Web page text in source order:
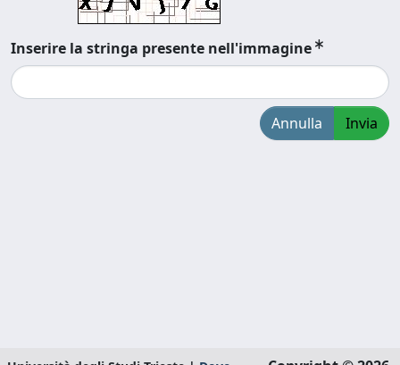
Inserire la stringa presente nell'immagine
Annulla Invia